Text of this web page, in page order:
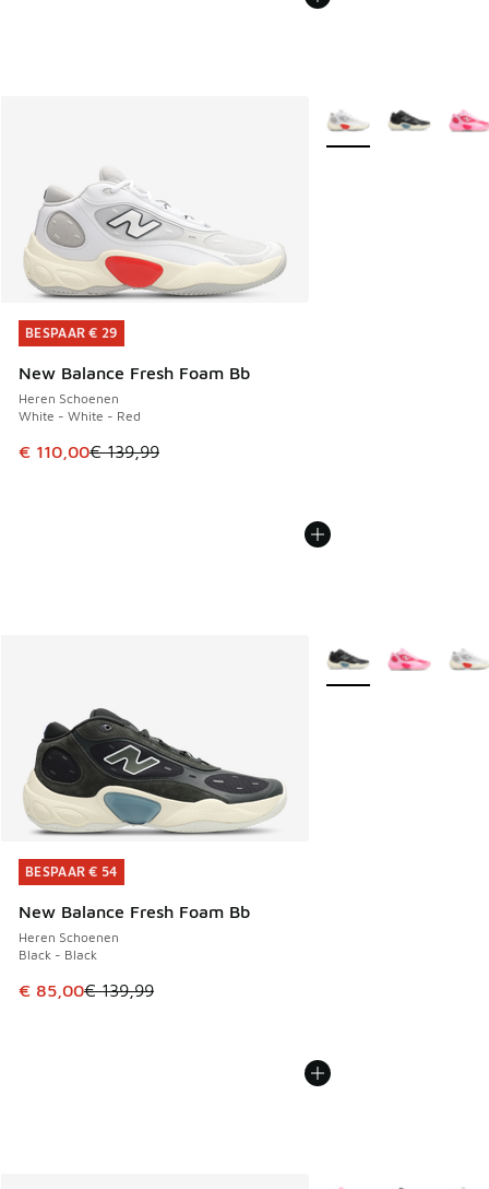
BESPAAR € 29
New Balance Fresh Foam Bb
Heren Schoenen
White - White - Red
Dit artikel is in de uitverkoop. Dit artikel is in de
€ 110,00€ 139,99
BESPAAR € 29
Meer kleuren
BESPAAR € 54
New Balance Fresh Foam Bb
Heren Schoenen
Black - Black
Dit artikel is in de uitverkoop. Dit artikel is in de
€ 85,00€ 139,99
BESPAAR € 54
Meer kleuren